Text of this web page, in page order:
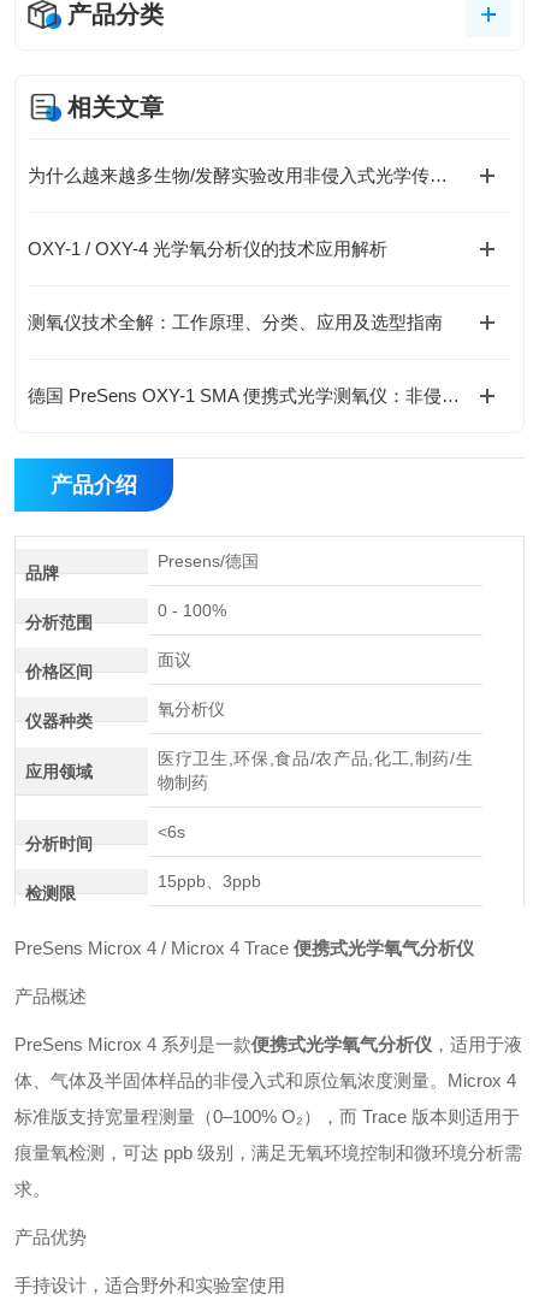
产品分类
相关文章
为什么越来越多生物/发酵实验改用非侵入式光学传感？
OXY-1 / OXY-4 光学氧分析仪的技术应用解析
测氧仪技术全解：工作原理、分类、应用及选型指南
德国 PreSens OXY-1 SMA 便携式光学测氧仪：非侵入式溶氧监测新方案
产品介绍
品牌
Presens/德国
分析范围
0 - 100%
价格区间
面议
仪器种类
氧分析仪
应用领域
医疗卫生,环保,食品/农产品,化工,制药/生
物制药
分析时间
<6s
检测限
15ppb、3ppb
PreSens Microx 4 / Microx 4 Trace 便携式光学氧气分析仪
产品概述
PreSens Microx 4 系列是一款便携式光学氧气分析仪 ，适用于液
体、气体及半固体样品的非侵入式和原位氧浓度测量。Microx 4
标准版支持宽量程测量（0–100% O₂），而 Trace 版本则适用于
痕量氧检测，可达 ppb 级别，满足无氧环境控制和微环境分析需
求。
产品优势
手持设计，适合野外和实验室使用